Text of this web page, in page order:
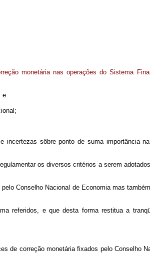
monetária nas operações do Sistema
e
sôbre ponto de suma importância
os diversos critérios a serem
Conselho Nacional de Economia mas
e que desta forma restitua a
de correção monetária fixados pelo Conselho